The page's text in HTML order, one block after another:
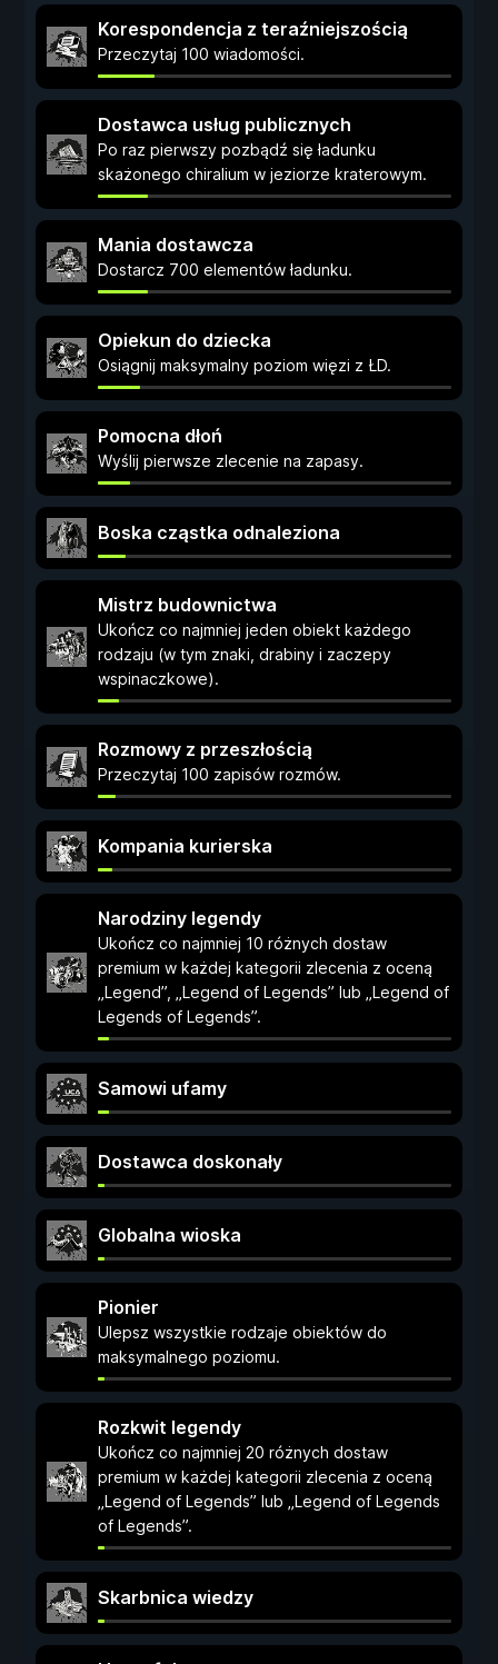
Korespondencja z teraźniejszością
Przeczytaj 100 wiadomości.
Dostawca usług publicznych
Po raz pierwszy pozbądź się ładunku
skażonego chiralium w jeziorze kraterowym.
Mania dostawcza
Dostarcz 700 elementów ładunku.
Opiekun do dziecka
Osiągnij maksymalny poziom więzi z ŁD.
Pomocna dłoń
Wyślij pierwsze zlecenie na zapasy.
Boska cząstka odnaleziona
Mistrz budownictwa
Ukończ co najmniej jeden obiekt każdego
rodzaju (w tym znaki, drabiny i zaczepy
wspinaczkowe).
Rozmowy z przeszłością
Przeczytaj 100 zapisów rozmów.
Kompania kurierska
Narodziny legendy
Ukończ co najmniej 10 różnych dostaw
premium w każdej kategorii zlecenia z oceną
„Legend”, „Legend of Legends” lub „Legend of
Legends of Legends”.
Samowi ufamy
Dostawca doskonały
Globalna wioska
Pionier
Ulepsz wszystkie rodzaje obiektów do
maksymalnego poziomu.
Rozkwit legendy
Ukończ co najmniej 20 różnych dostaw
premium w każdej kategorii zlecenia z oceną
„Legend of Legends” lub „Legend of Legends
of Legends”.
Skarbnica wiedzy